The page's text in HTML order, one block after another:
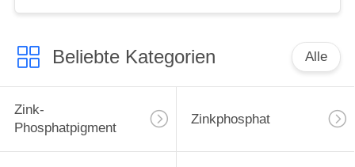
Beliebte Kategorien Alle
Zink-
Phosphatpigment
Zinkphosphat